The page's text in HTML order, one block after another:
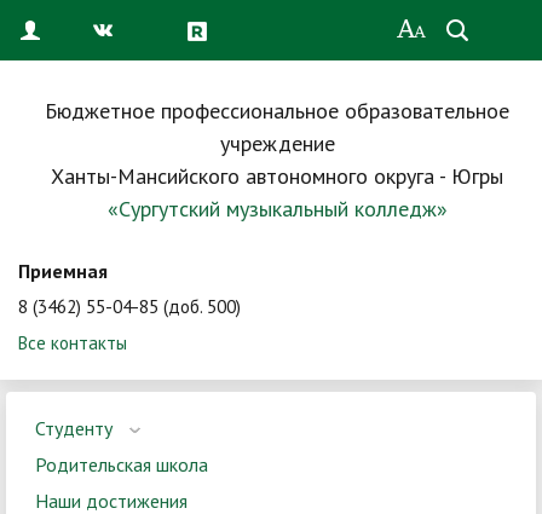
Бюджетное профессиональное образовательное
учреждение
Ханты-Мансийского автономного округа - Югры
«Сургутский музыкальный колледж»
Приемная
8 (3462) 55-04-85 (доб. 500)
Все контакты
Студенту
Родительская школа
Наши достижения